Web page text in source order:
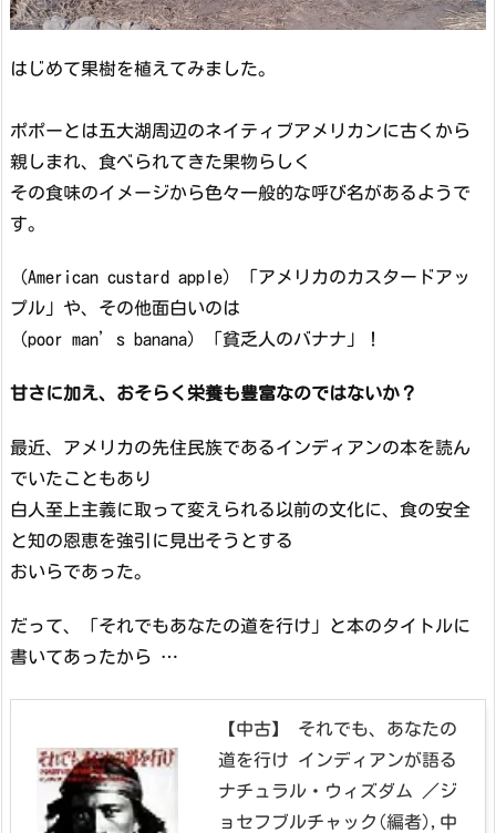
はじめて果樹を植えてみました。
ポポーとは五大湖周辺のネイティブアメリカンに古くから
親しまれ、食べられてきた果物らしく
その食味のイメージから色々一般的な呼び名があるようで
す。
（American custard apple）「アメリカのカスタードアッ
プル」や、その他面白いのは
（poor man’s banana）「貧乏人のバナナ」！
甘さに加え、おそらく栄養も豊富なのではないか？
最近、アメリカの先住民族であるインディアンの本を読ん
でいたこともあり
白人至上主義に取って変えられる以前の文化に、食の安全
と知の恩恵を強引に見出そうとする
おいらであった。
だって、「それでもあなたの道を行け」と本のタイトルに
書いてあったから …
【中古】 それでも、あなたの
道を行け インディアンが語る
ナチュラル・ウィズダム ／ジ
ョセフブルチャック(編者),中